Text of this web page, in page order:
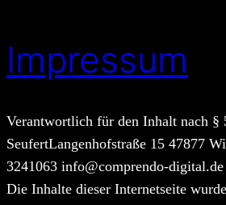
Impressum
Verantwortlich für den Inhalt nach
SeufertLangenhofstraße 15 47877
3241063 info@comprendo-digital.de
Die Inhalte dieser Internetseite